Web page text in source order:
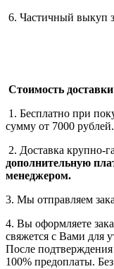
6. Частичный выкуп
Стоимость
1. Бесплатно при
сумму от 7000 рублей.
2. Доставка крупно-
дополнительную
менеджером.
3. Мы отправляем
4. Вы оформляете
свяжется с Вами для
После подтверждения
100% предоплаты.